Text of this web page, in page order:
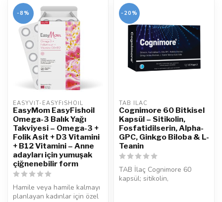
-8%
EASYVIT-EASYFISHOIL
EasyMom EasyFishoil
Omega-3 Balık Yağı
Takviyesi – Omega-3 +
Folik Asit + D3 Vitamini
+ B12 Vitamini – Anne
adayları için yumuşak
çiğnenebilir form
Hamile veya hamile kalmayı
planlayan kadınlar için özel
-20%
TAB ILAC
Cognimore 60 Bitkisel
Kapsül – Sitikolin,
Fosfatidilserin, Alpha-
GPC, Ginkgo Biloba & L-
Teanin
TAB İlaç Cognimore 60
kapsül; sitikolin,